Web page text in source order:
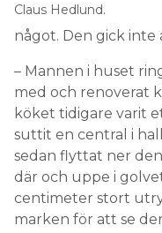
5. Inom
arbetsplatser
arbetsmiljön
I standarden finns
rekommendationer
beroende på i vilken
bostäder eller
förhålla sig till regler
arbetsplatser.
Claus Hedlund.
något. Den gick inte
– Mannen i huset
med och renoverat
köket tidigare varit
suttit en central i
sedan flyttat ner
där och uppe i
centimeter stort
marken för att se